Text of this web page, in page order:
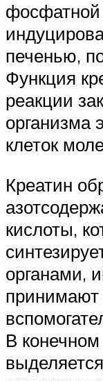
фосфатной
печенью,
Функция
реакции
организма
клеток
Креатин
кислоты,
органами,
принимают
В конечном